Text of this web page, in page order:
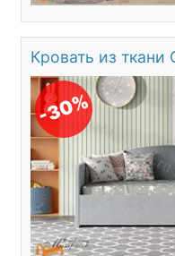
Кровать из
-30%